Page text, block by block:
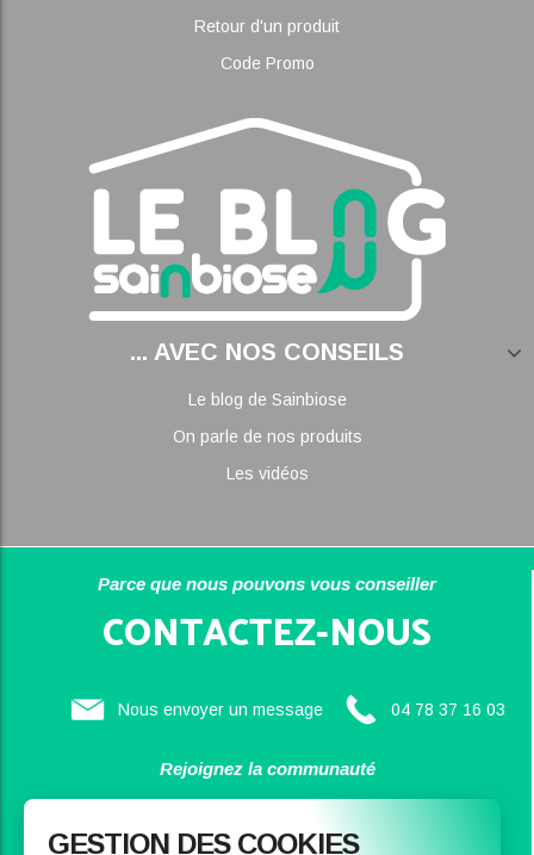
Retour d'un produit
Code Promo
... AVEC NOS CONSEILS
Le blog de Sainbiose
On parle de nos produits
Les vidéos
Parce que nous pouvons vous conseiller
CONTACTEZ-NOUS
Nous envoyer un message 04 78 37 16 03
Rejoignez la communauté
SAINBIOSE
GESTION DES COOKIES